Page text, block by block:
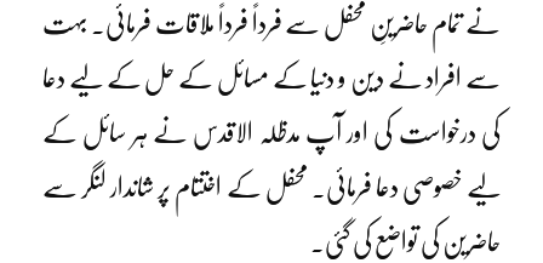
نے تمام حاضرینِ محفل سے فرداً فرداً ملاقات فرمائی۔ بہت
سے افراد نے دین و دنیا کے مسائل کے حل کے لیے دعا
کی درخواست کی اور آپ مدظلہ الاقدس نے ہر سائل کے
لیے خصوصی دعا فرمائی۔ محفل کے اختتام پر شاندار لنگر سے
حاضرین کی تواضع کی گئی۔